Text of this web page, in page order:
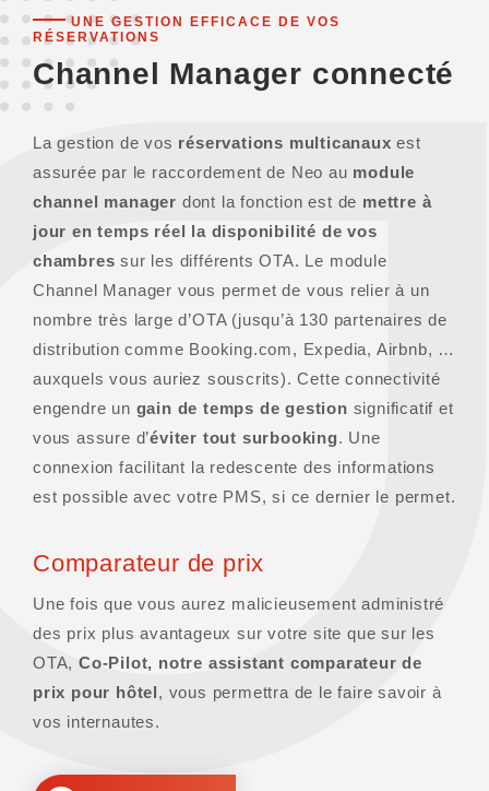
UNE GESTION EFFICACE DE VOS
RÉSERVATIONS
Channel Manager connecté
La gestion de vos réservations multicanaux est
assurée par le raccordement de Neo au module
channel manager dont la fonction est de mettre à
jour en temps réel la disponibilité de vos
chambres sur les différents OTA. Le module
Channel Manager vous permet de vous relier à un
nombre très large d’OTA (jusqu’à 130 partenaires de
distribution comme Booking.com, Expedia, Airbnb, …
auxquels vous auriez souscrits). Cette connectivité
engendre un gain de temps de gestion significatif et
vous assure d’éviter tout surbooking. Une
connexion facilitant la redescente des informations
est possible avec votre PMS, si ce dernier le permet.
Comparateur de prix
Une fois que vous aurez malicieusement administré
des prix plus avantageux sur votre site que sur les
OTA, Co-Pilot, notre assistant comparateur de
prix pour hôtel , vous permettra de le faire savoir à
vos internautes.